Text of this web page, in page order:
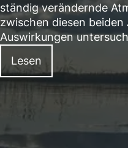
ständig verändernde
zwischen diesen
Auswirkungen
Lesen